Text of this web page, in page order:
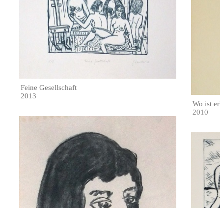
Wo ist
2010
Feine Gesellschaft
2013